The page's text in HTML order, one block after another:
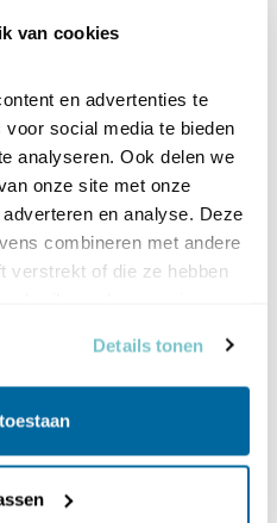
van cookies
en advertenties te
social media te bieden
analyseren. Ook delen we
onze site met onze
en analyse. Deze
combineren met andere
verstrekt of die ze hebben
Details tonen
op komst waren,
grofweg 1 dag